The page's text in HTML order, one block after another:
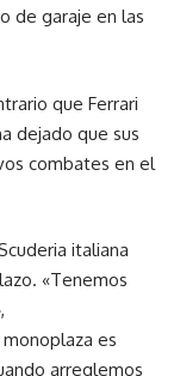
de garaje en las
que Ferrari
dejado que sus
combates en el
italiana
«Tenemos
es
arreglemos